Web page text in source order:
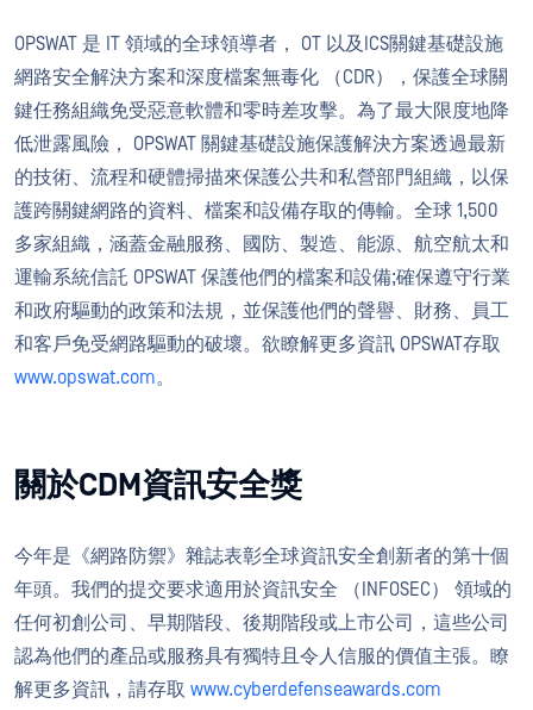
OPSWAT 是 IT 領域的全球領導者， OT 以及ICS關鍵基礎設施
網路安全解決方案和深度檔案無毒化 （CDR），保護全球關
鍵任務組織免受惡意軟體和零時差攻擊。為了最大限度地降
低泄露風險， OPSWAT 關鍵基礎設施保護解決方案透過最新
的技術、流程和硬體掃描來保護公共和私營部門組織，以保
護跨關鍵網路的資料、檔案和設備存取的傳輸。全球 1,500
多家組織，涵蓋金融服務、國防、製造、能源、航空航太和
運輸系統信託 OPSWAT 保護他們的檔案和設備;確保遵守行業
和政府驅動的政策和法規，並保護他們的聲譽、財務、員工
和客戶免受網路驅動的破壞。欲瞭解更多資訊 OPSWAT存取
www.opswat.com。
關於CDM資訊安全獎
今年是《網路防禦》雜誌表彰全球資訊安全創新者的第十個
年頭。我們的提交要求適用於資訊安全 （INFOSEC） 領域的
任何初創公司、早期階段、後期階段或上市公司，這些公司
認為他們的產品或服務具有獨特且令人信服的價值主張。瞭
解更多資訊，請存取 www.cyberdefenseawards.com